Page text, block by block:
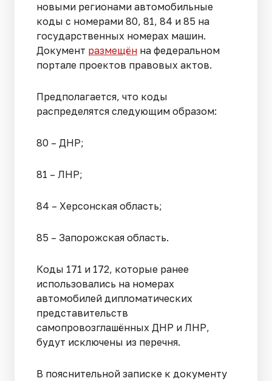
новыми регионами автомобильные
коды с номерами 80, 81, 84 и 85 на
государственных номерах машин.
Документ размещён на федеральном
портале проектов правовых актов.
Предполагается, что коды
распределятся следующим образом:
80 – ДНР;
81 – ЛНР;
84 – Херсонская область;
85 – Запорожская область.
Коды 171 и 172, которые ранее
использовались на номерах
автомобилей дипломатических
представительств
самопровозглашённых ДНР и ЛНР,
будут исключены из перечня.
В пояснительной записке к документу